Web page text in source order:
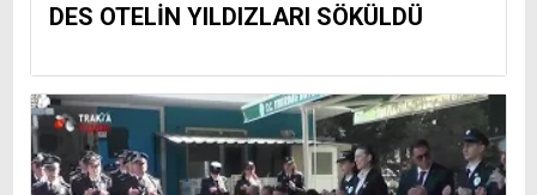
DES OTELİN YILDIZLARI SÖKÜLDÜ